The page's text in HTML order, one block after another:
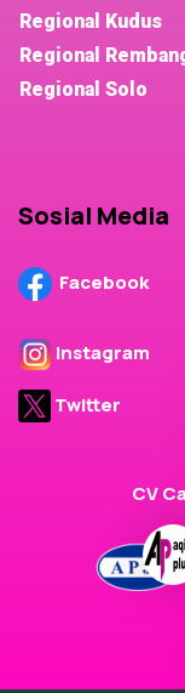
Regional Kudus
Regional
Regional Solo
Sosial Media
Facebook
Instagram
Twitter
CV